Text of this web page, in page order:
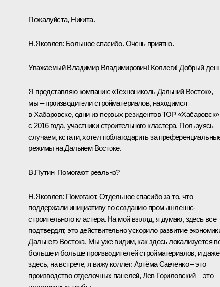
Пожалуйста, Никита.
Н.Яковлев: Большое спасибо. Очень приятно.
Уважаемый Владимир Владимирович! Коллеги! Добрый
Я представляю компанию «Технониколь Дальний Восток»,
мы – производители стройматериалов, находимся
в Хабаровске, одни из первых резидентов ТОР «Хабаровск»
с 2016 года, участники строительного кластера. Пользуясь
случаем, кстати, хотел поблагодарить за
режимы на Дальнем Востоке.
В.Путин: Помогают реально?
Н.Яковлев: Помогают. Отдельное спасибо за то, что
поддержали инициативу по созданию промышленно-
строительного кластера. На мой взгляд, я думаю, здесь все
подтвердят, это действительно ускорило развитие
Дальнего Востока. Мы уже видим, как здесь локализуется
больше и больше производителей стройматериалов, и даже
здесь, на встрече, я вижу коллег: Артёма Савченко – это
производство отделочных панелей, Лев Гориловский – это